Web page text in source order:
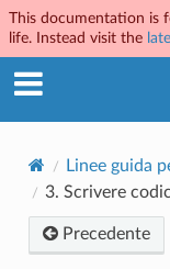
This documentation is
life. Instead visit the
Linee guida
3. Scrivere
Precedente